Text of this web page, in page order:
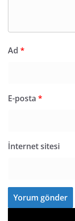
Ad *
E-posta *
İnternet sitesi